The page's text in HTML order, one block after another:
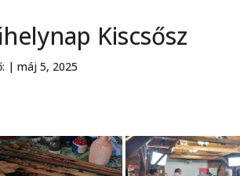
Kiscsősz
|máj 5, 2025